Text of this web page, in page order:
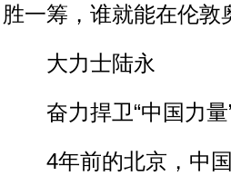
胜一筹，谁就能在伦
大力士陆永
奋力捍卫“中国力量
4年前的北京，中国